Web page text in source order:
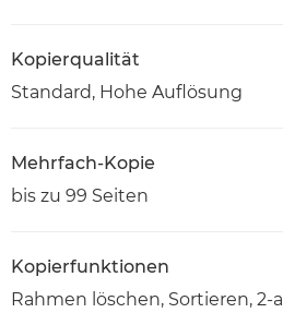
Kopierqualität
Standard, Hohe Auflösung
Mehrfach-Kopie
bis zu 99 Seiten
Kopierfunktionen
Rahmen löschen, Sortieren, 2-